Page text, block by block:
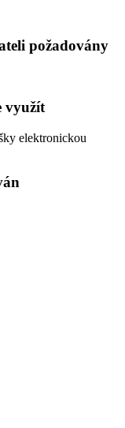
požadovány
využít
elektronickou